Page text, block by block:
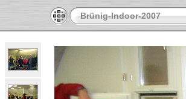
Brünig-Indoor-2007